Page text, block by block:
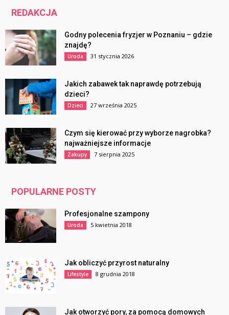
REDAKCJA
Godny polecenia fryzjer w Poznaniu – gdzie
znajdę?
Uroda 31 stycznia 2026
Jakich zabawek tak naprawdę potrzebują
dzieci?
Dzieci 27 września 2025
Czym się kierować przy wyborze nagrobka?
najważniejsze informacje
Zakupy 7 sierpnia 2025
POPULARNE POSTY
Profesjonalne szampony
Uroda 5 kwietnia 2018
Jak obliczyć przyrost naturalny
Lifestyle 8 grudnia 2018
Jak otworzyć pory, za pomocą domowych